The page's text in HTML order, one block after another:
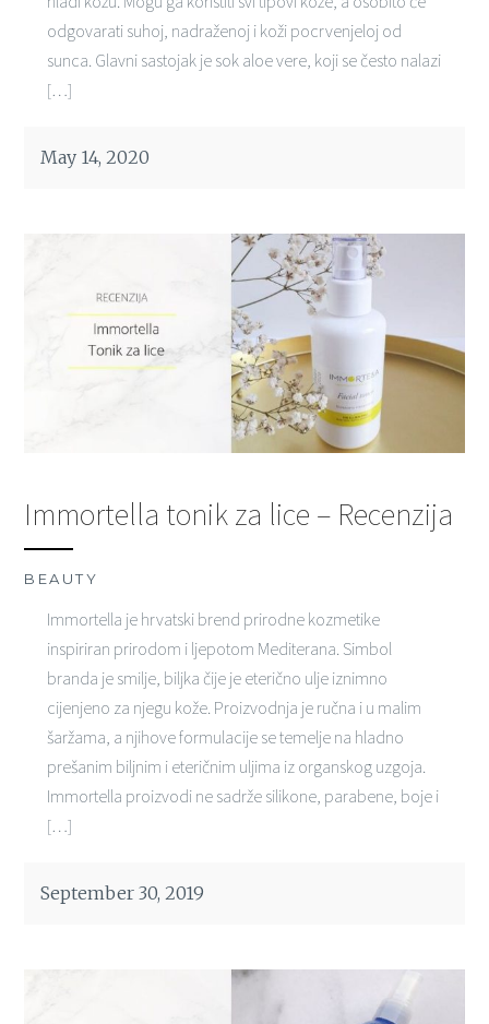
odgovarati suhoj, nadraženoj i koži pocrvenjeloj od
sunca. Glavni sastojak je sok aloe vere, koji se često nalazi
[…]
May 14, 2020
Immortella tonik za lice – Recenzija
BEAUTY
Immortella je hrvatski brend prirodne kozmetike
inspiriran prirodom i ljepotom Mediterana. Simbol
branda je smilje, biljka čije je eterično ulje iznimno
cijenjeno za njegu kože. Proizvodnja je ručna i u malim
šaržama, a njihove formulacije se temelje na hladno
prešanim biljnim i eteričnim uljima iz organskog uzgoja.
Immortella proizvodi ne sadrže silikone, parabene, boje i
[…]
September 30, 2019